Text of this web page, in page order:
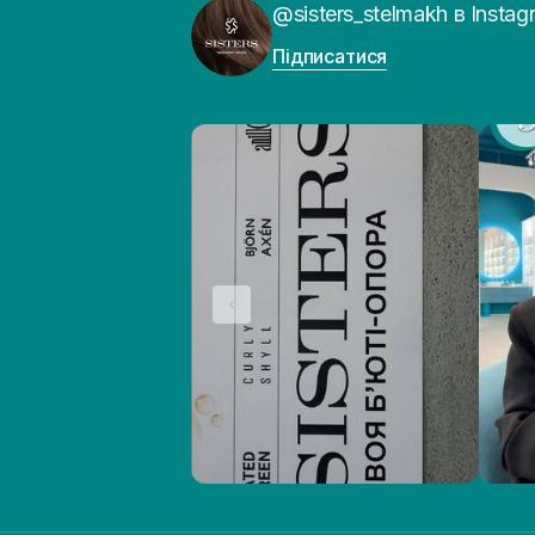
@sisters_stelmakh в
Підписатися